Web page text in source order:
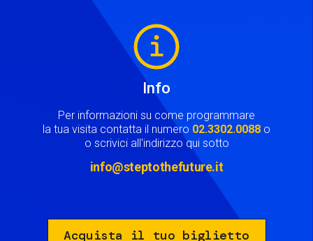
Info
Per informazioni su come programmare
la tua visita contatta il numero 02.3302.0088 o
o scrivici all'indirizzo qui sotto
info@steptothefuture.it
Acquista il tuo biglietto